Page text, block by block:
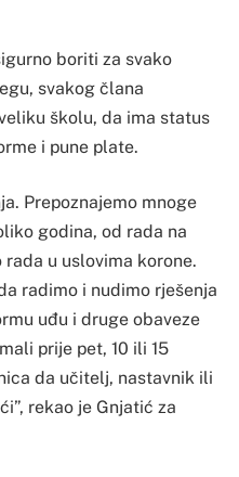
boriti za svako
svakog člana
školu, da ima status
i pune plate.
Prepoznajemo mnoge
godina, od rada na
u uslovima korone.
radimo i nudimo rješenja
uđu i druge obaveze
prije pet, 10 ili 15
da učitelj, nastavnik ili
rekao je Gnjatić za